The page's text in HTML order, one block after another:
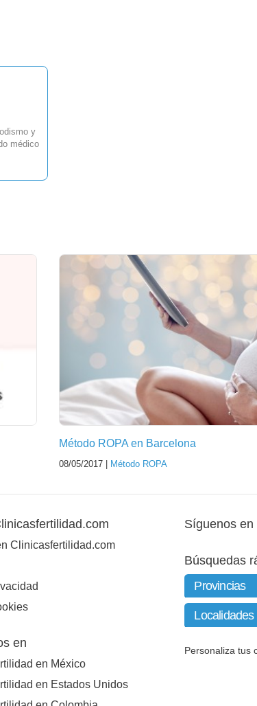
y
médico
Método ROPA en Barcelona
08/05/2017 | Método ROPA
Clinicasfertilidad.com
en
en México
en Estados Unidos
Síguenos
Búsquedas
Personaliza tus